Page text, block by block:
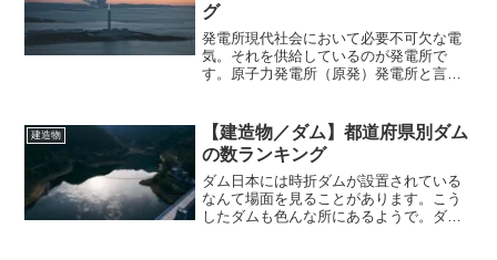
グ
発電所現代社会において必要不可欠な電
気。それを供給しているのが発電所で
す。原子力発電所（原発）発電所と言っ
子力発電所」。通称「原発」という名前
でも知られている発電所です...
建造物
【建造物／ダム】都道府県別ダム
の数ランキング
ダム日本には時折ダムが設置されている
なんて場面を見ることがあります。こう
したダムも色んな所にあるようで。ダム